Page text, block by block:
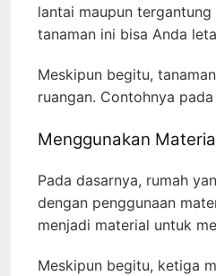
lantai maupun
tanaman ini bisa Anda
Meskipun begitu,
ruangan. Contohnya
Menggunakan
Pada dasarnya, rumah
dengan penggunaan
menjadi material untuk
Meskipun begitu, ketiga